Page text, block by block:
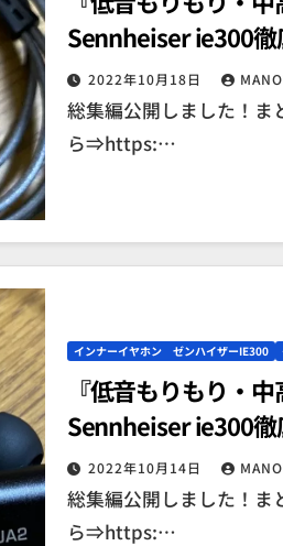
Sennheiser ie300
2022年10月18日
総集編公開しました！ま
ら⇒https:…
インナーイヤホン ゼンハイザーIE300
『低音もりもり・中
Sennheiser ie300
2022年10月14日
総集編公開しました！ま
ら⇒https:…